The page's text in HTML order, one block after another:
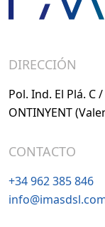
DIRECCIÓN
Pol. Ind. El Plá. C
ONTINYENT
CONTACTO
+34 962 385 846